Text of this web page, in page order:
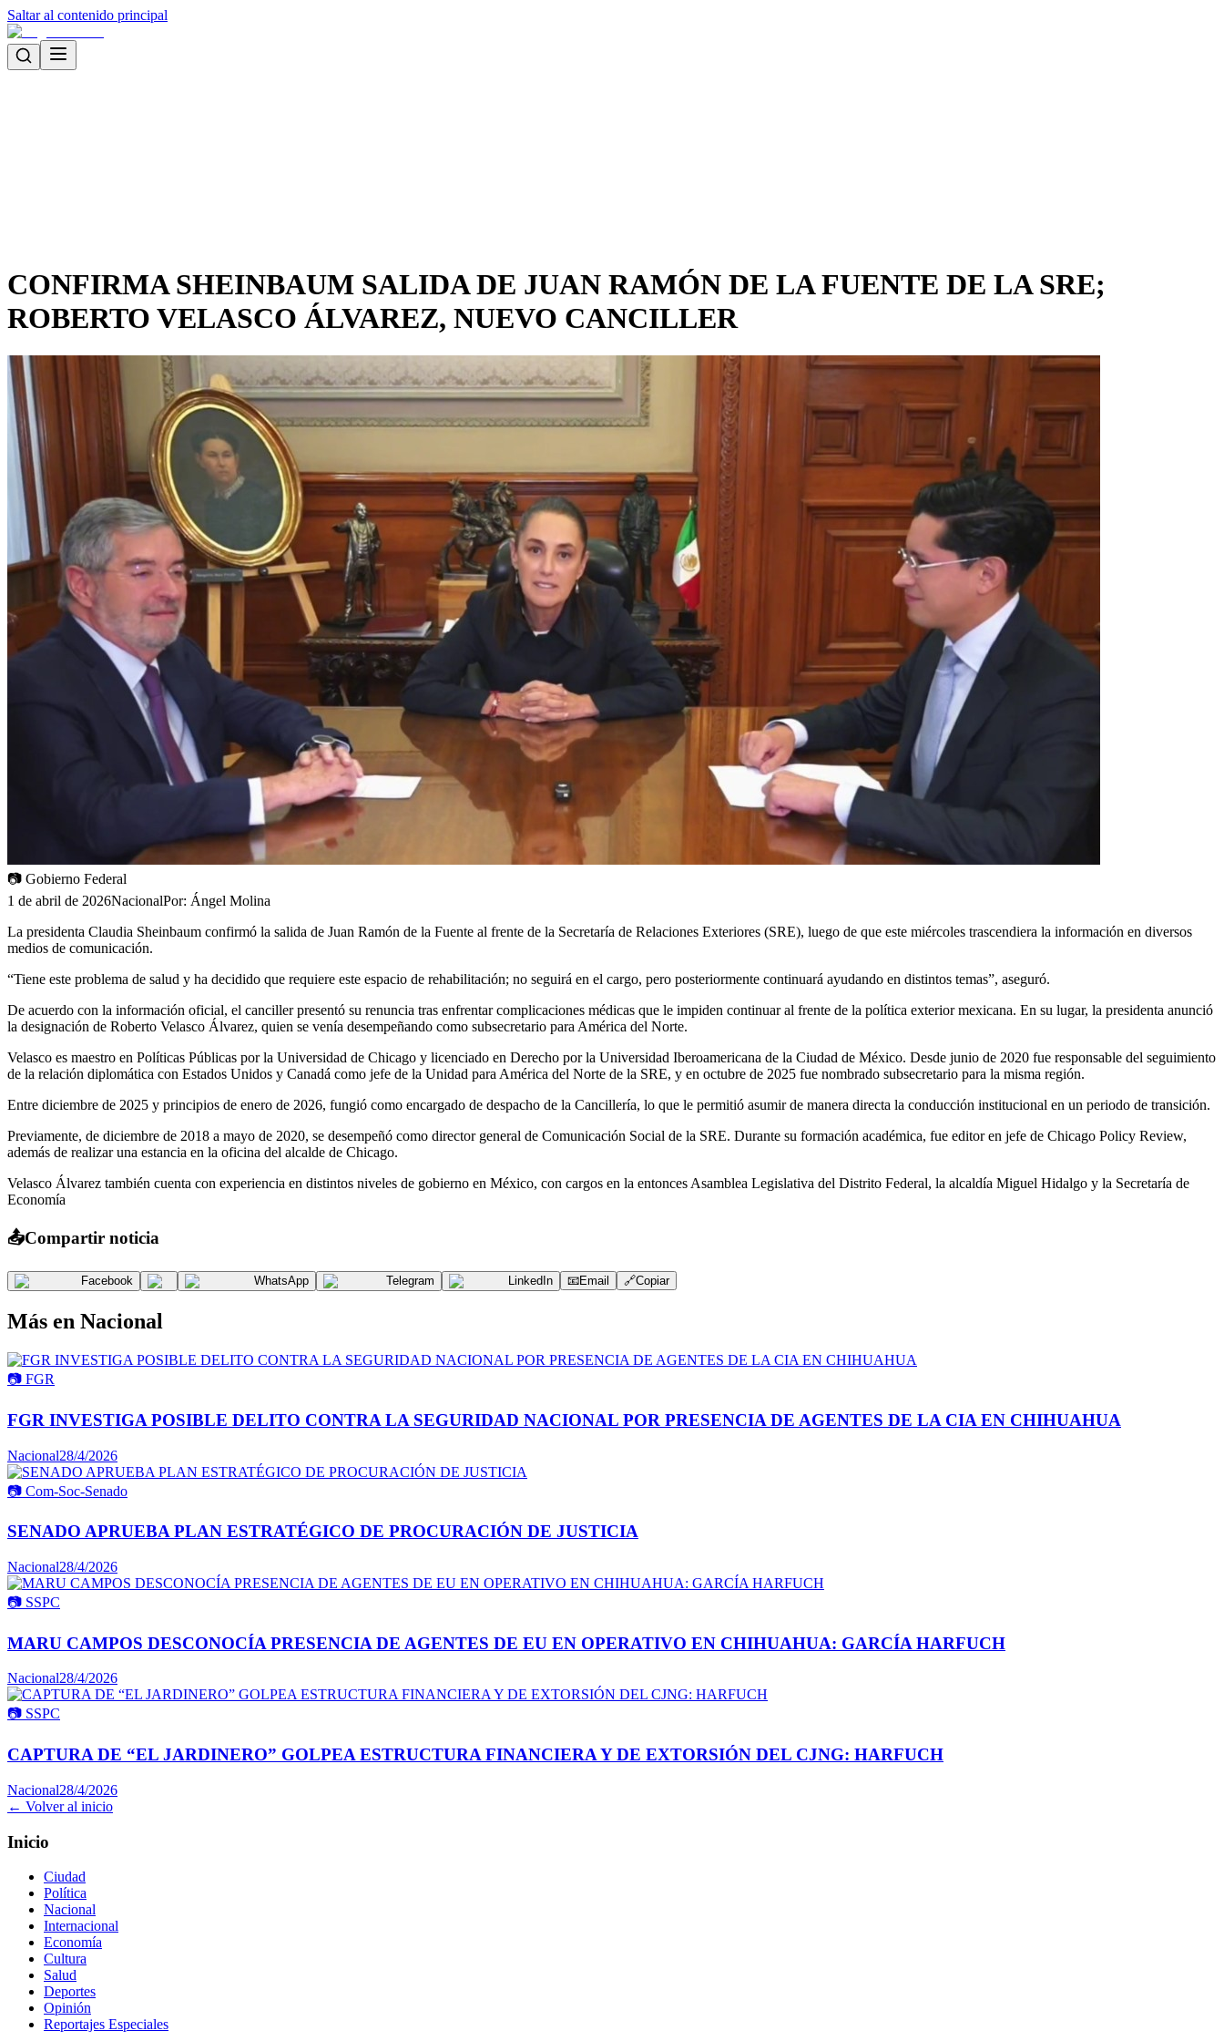
Saltar al contenido principal
CONFIRMA SHEINBAUM SALIDA DE JUAN RAMÓN DE LA FUENTE DE LA SRE;
ROBERTO VELASCO ÁLVAREZ, NUEVO CANCILLER
📷 Gobierno Federal
1 de abril de 2026NacionalPor: Ángel Molina
La presidenta Claudia Sheinbaum confirmó la salida de Juan Ramón de la Fuente al frente de la Secretaría de Relaciones Exteriores (SRE), luego de que este miércoles trascendiera la información en diversos
medios de comunicación.
“Tiene este problema de salud y ha decidido que requiere este espacio de rehabilitación; no seguirá en el cargo, pero posteriormente continuará ayudando en distintos temas”, aseguró.
De acuerdo con la información oficial, el canciller presentó su renuncia tras enfrentar complicaciones médicas que le impiden continuar al frente de la política exterior mexicana. En su lugar, la presidenta anunció
la designación de Roberto Velasco Álvarez, quien se venía desempeñando como subsecretario para América del Norte.
Velasco es maestro en Políticas Públicas por la Universidad de Chicago y licenciado en Derecho por la Universidad Iberoamericana de la Ciudad de México. Desde junio de 2020 fue responsable del seguimiento
de la relación diplomática con Estados Unidos y Canadá como jefe de la Unidad para América del Norte de la SRE, y en octubre de 2025 fue nombrado subsecretario para la misma región.
Entre diciembre de 2025 y principios de enero de 2026, fungió como encargado de despacho de la Cancillería, lo que le permitió asumir de manera directa la conducción institucional en un periodo de transición.
Previamente, de diciembre de 2018 a mayo de 2020, se desempeñó como director general de Comunicación Social de la SRE. Durante su formación académica, fue editor en jefe de Chicago Policy Review,
además de realizar una estancia en la oficina del alcalde de Chicago.
Velasco Álvarez también cuenta con experiencia en distintos niveles de gobierno en México, con cargos en la entonces Asamblea Legislativa del Distrito Federal, la alcaldía Miguel Hidalgo y la Secretaría de
Economía
📤Compartir noticia
Facebook WhatsApp Telegram LinkedIn 📧Email 🔗Copiar
Más en Nacional
📷 FGR
FGR INVESTIGA POSIBLE DELITO CONTRA LA SEGURIDAD NACIONAL POR PRESENCIA DE AGENTES DE LA CIA EN CHIHUAHUA
Nacional28/4/2026
📷 Com-Soc-Senado
SENADO APRUEBA PLAN ESTRATÉGICO DE PROCURACIÓN DE JUSTICIA
Nacional28/4/2026
📷 SSPC
MARU CAMPOS DESCONOCÍA PRESENCIA DE AGENTES DE EU EN OPERATIVO EN CHIHUAHUA: GARCÍA HARFUCH
Nacional28/4/2026
📷 SSPC
CAPTURA DE “EL JARDINERO” GOLPEA ESTRUCTURA FINANCIERA Y DE EXTORSIÓN DEL CJNG: HARFUCH
Nacional28/4/2026
← Volver al inicio
Inicio
Ciudad
Política
Nacional
Internacional
Economía
Cultura
Salud
Deportes
Opinión
Reportajes Especiales